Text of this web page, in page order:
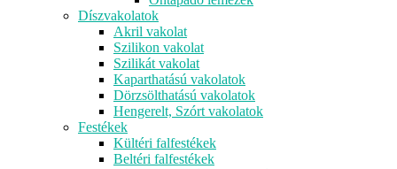
Díszvakolatok
Akril vakolat
Szilikon vakolat
Szilikát vakolat
Kaparthatású vakolatok
Dörzsölthatású vakolatok
Hengerelt, Szórt vakolatok
Festékek
Kültéri falfestékek
Beltéri falfestékek